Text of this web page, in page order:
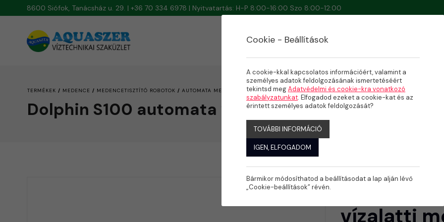
8600 Siófok, Tanácsház u. 29. | +36 70 334 6978 | Nyitvatartás: H-P 8:00-16:00 Szo 8:00-12:00
TERMÉKEK / MEDENCE / MEDENCETISZTÍTÓ ROBOTOK / AUTOMATA MEDENCETISZTÍTÓ ROBOTOK
Dolphin S100 automata vízalatti medence
Dolphin
vízalatti
Cookie - Beállítások
A cookie-kkal kapcsolatos információért, valamint a
személyes adatok feldolgozásának ismertetéséért
tekintsd megAdatvédelmi és cookie-kra vonatkozó
szabályzatunkat. Elfogadod ezeket a cookie-kat és az
érintett személyes adatok feldolgozását?
TOVÁBBI INFORMÁCIÓ
IGEN, ELFOGADOM
Bármikor módosíthatod a beállításodat a lap alján lévő
„Cookie-beállítások” révén.